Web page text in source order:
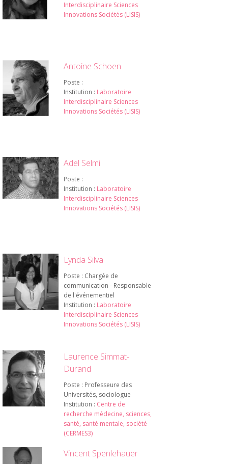
Interdisciplinaire Sciences
Innovations Sociétés (LISIS)
Antoine Schoen
Poste :
Institution : Laboratoire
Interdisciplinaire Sciences
Innovations Sociétés (LISIS)
Adel Selmi
Poste :
Institution : Laboratoire
Interdisciplinaire Sciences
Innovations Sociétés (LISIS)
Lynda Silva
Poste : Chargée de
communication - Responsable
de l'événementiel
Institution : Laboratoire
Interdisciplinaire Sciences
Innovations Sociétés (LISIS)
Laurence Simmat-
Durand
Poste : Professeure des
Universités, sociologue
Institution : Centre de
recherche médecine, sciences,
santé, santé mentale, société
(CERMES3)
Vincent Spenlehauer